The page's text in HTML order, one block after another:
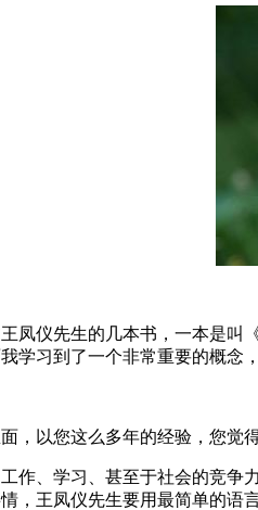
凤仪先生的几本书，一本是
学习到了一个非常重要的概念
，以您这么多年的经验，您
作、学习、甚至于社会的竞
，王凤仪先生要用最简单的